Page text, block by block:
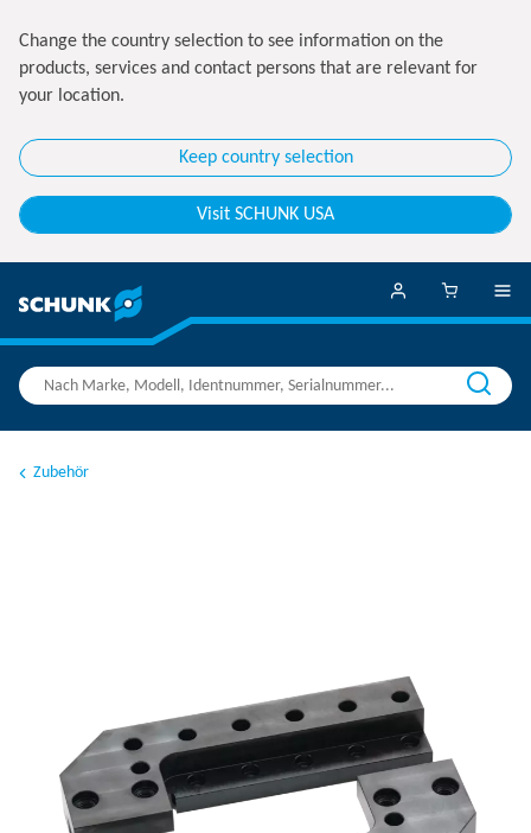
Change the country selection to see information on the
products, services and contact persons that are relevant for
your location.
Keep country selection
Visit SCHUNK USA
Zubehör